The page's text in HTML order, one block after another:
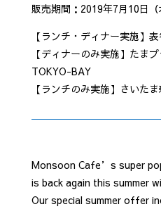
販売期間：2019年7月10日
【ランチ・ディナー実施】
【ディナーのみ実施】たま
TOKYO-BAY
【ランチのみ実施】さいた
Monsoon Cafe’s super
is back again this summer
Our special summer offer